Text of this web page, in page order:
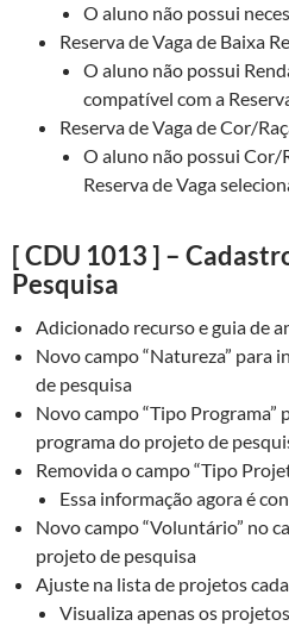
O aluno não possui
Reserva de Vaga de Baixa
O aluno não possui
compatível com a
Reserva de Vaga de Cor/
O aluno não possui Cor/
Reserva de Vaga
[ CDU 1013 ] –
Pesquisa
Adicionado recurso e guia de
Novo campo “Natureza” para
de pesquisa
Novo campo “Tipo Programa”
programa do projeto de
Removida o campo “Tipo
Essa informação agora é
Novo campo “Voluntário” no
projeto de pesquisa
Ajuste na lista de projetos
Visualiza apenas os